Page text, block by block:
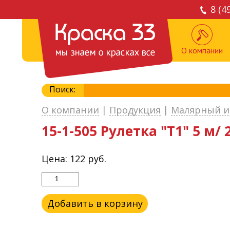
8
О компании
Поиск:
О компании | Продукция | Малярный
15-1-505 Рулетка "Т1" 5 м/
Цена: 122 руб.
Добавить в корзину